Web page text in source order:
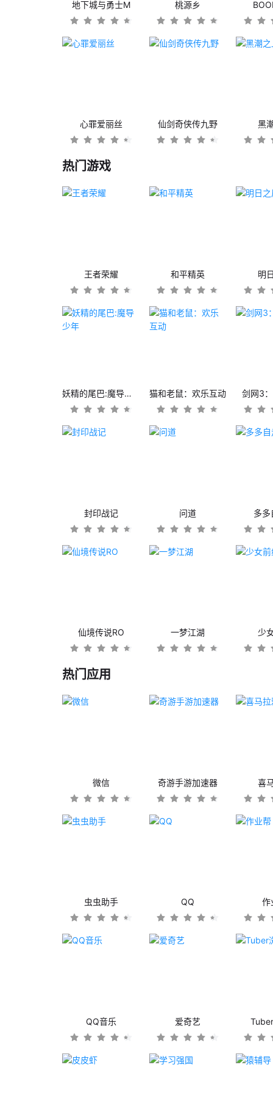
地下城与勇士M 桃源乡
心罪爱丽丝 仙剑奇侠传九野 黑
热门游戏
王者荣耀 和平精英 明
妖精的尾巴:魔导少年 猫和老鼠：欢乐互动 剑网3
封印战记 问道 多多
仙境传说RO 一梦江湖 少
热门应用
微信 奇游手游加速器 喜
虫虫助手 QQ 作
QQ音乐 爱奇艺